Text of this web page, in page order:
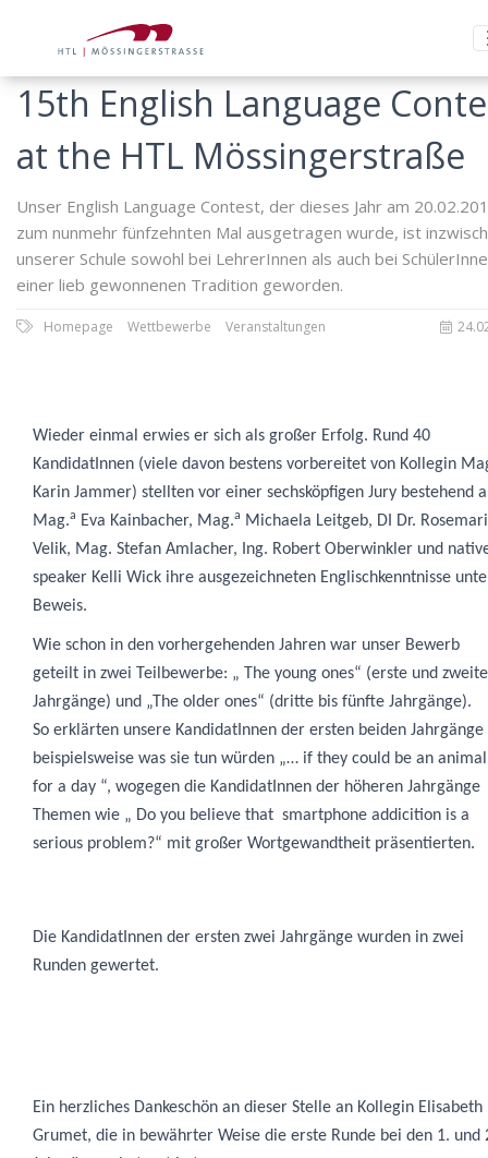
15th English Language
at the HTL Mössingerstraße
Unser English Language Contest, der dieses Jahr am
zum nunmehr fünfzehnten Mal ausgetragen wurde, ist
unserer Schule sowohl bei LehrerInnen als auch bei
einer lieb gewonnenen Tradition geworden.
Homepage Wettbewerbe Veranstaltungen
Wieder einmal erwies er sich als großer Erfolg. Rund 40
KandidatInnen (viele davon bestens vorbereitet von Kollegin
Karin Jammer) stellten vor einer sechsköpfigen Jury bestehend
Mag.a Eva Kainbacher, Mag.a Michaela Leitgeb, DI Dr.
Velik, Mag. Stefan Amlacher, Ing. Robert Oberwinkler und
speaker Kelli Wick ihre ausgezeichneten Englischkenntnisse
Beweis.
Wie schon in den vorhergehenden Jahren war unser Bewerb
geteilt in zwei
Teilbewerbe: „ The young ones“ (erste und zweite
Jahrgänge) und „The older ones“ (dritte bis fünfte Jahrgänge).
So erklärten unsere KandidatInnen der ersten beiden Jahrgänge
beispielsweise was sie tun würden „… if they could be an animal
for a day “, wogegen die KandidatInnen der höheren Jahrgänge
Themen wie „ Do you believe that smartphone addicition is a
serious problem?“ mit großer Wortgewandtheit präsentierten.
Die KandidatInnen der ersten zwei Jahrgänge wurden in zwei
Runden gewertet.
Ein herzliches Dankeschön an dieser Stelle an Kollegin Elisabeth
Grumet, die in bewährter Weise die erste Runde bei den 1. und